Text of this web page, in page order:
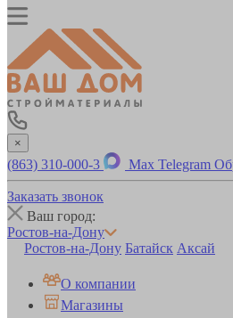
×
(863) 310-000-3 Max Telegram
Заказать звонок
Ваш город:
Ростов-на-Дону
Ростов-на-Дону Батайск Аксай
О компании
Магазины